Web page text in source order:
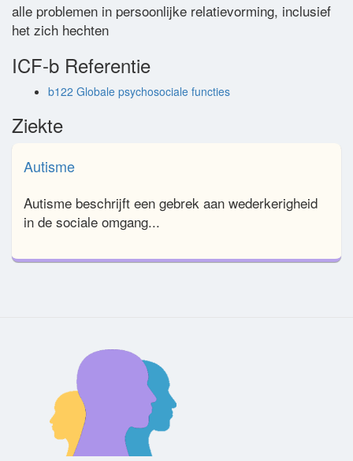
alle problemen in persoonlijke relatievorming, inclusief
het zich hechten
ICF-b Referentie
b122 Globale psychosociale functies
Ziekte
Autisme
Autisme beschrijft een gebrek aan wederkerigheid
in de sociale omgang...